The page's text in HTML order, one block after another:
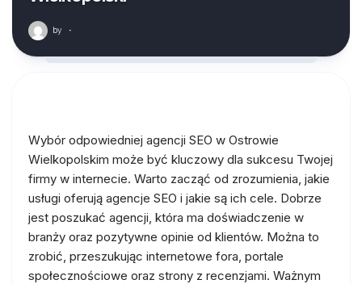
by ·
Wybór odpowiedniej agencji SEO w Ostrowie
Wielkopolskim może być kluczowy dla sukcesu Twojej
firmy w internecie. Warto zacząć od zrozumienia, jakie
usługi oferują agencje SEO i jakie są ich cele. Dobrze
jest poszukać agencji, która ma doświadczenie w
branży oraz pozytywne opinie od klientów. Można to
zrobić, przeszukując internetowe fora, portale
społecznościowe oraz strony z recenzjami. Ważnym